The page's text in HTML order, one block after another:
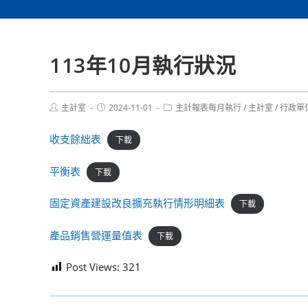
113年10月執行狀況
Post主計室
Post2024-11-01
Post主計報表每月執行/ 主計室 /行政單
收支餘絀表 下載
平衡表 下載
固定資產建設改良擴充執行情形明細表 下載
產品銷售營運量值表 下載
Post Views: 321